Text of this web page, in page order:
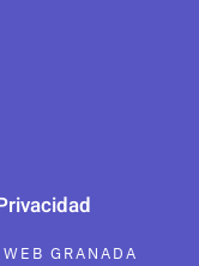
GRANADA